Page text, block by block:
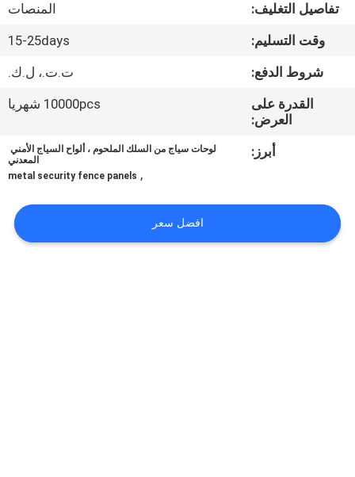
مراقبة
الجودة
اتصل
اقتباس
تفاصيل التغليف:
المنصات
وقت التسليم:
15-25days
شروط الدفع:
ت.ت.، ل.ك.
القدرة على
العرض:
10000pcs شهريا
أبرز:
لوحات سياج من السلك الملحوم ، ألواح السياج الأمني ​​
المعدني
,
metal security fence panels
افضل سعر